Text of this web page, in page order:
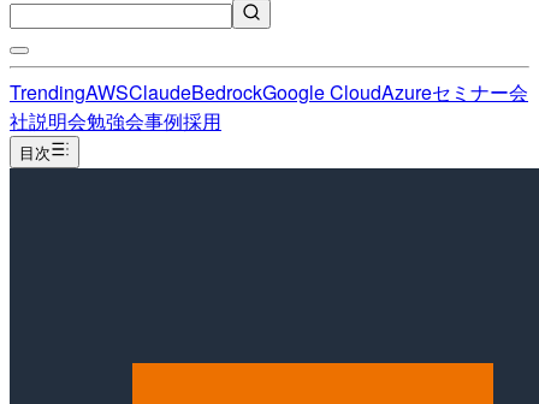
TrendingAWSClaudeBedrockGoogle CloudAzureセミナー会
社説明会勉強会事例採用
目次